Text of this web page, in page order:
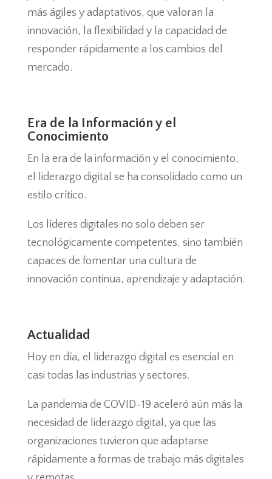
más ágiles y adaptativos, que valoran la
innovación, la flexibilidad y la capacidad de
responder rápidamente a los cambios del
mercado.
Era de la Información y el
Conocimiento
En la era de la información y el conocimiento,
el liderazgo digital se ha consolidado como un
estilo crítico.
Los líderes digitales no solo deben ser
tecnológicamente competentes, sino también
capaces de fomentar una cultura de
innovación continua, aprendizaje y adaptación.
Actualidad
Hoy en día, el liderazgo digital es esencial en
casi todas las industrias y sectores.
La pandemia de COVID-19 aceleró aún más la
necesidad de liderazgo digital, ya que las
organizaciones tuvieron que adaptarse
rápidamente a formas de trabajo más digitales